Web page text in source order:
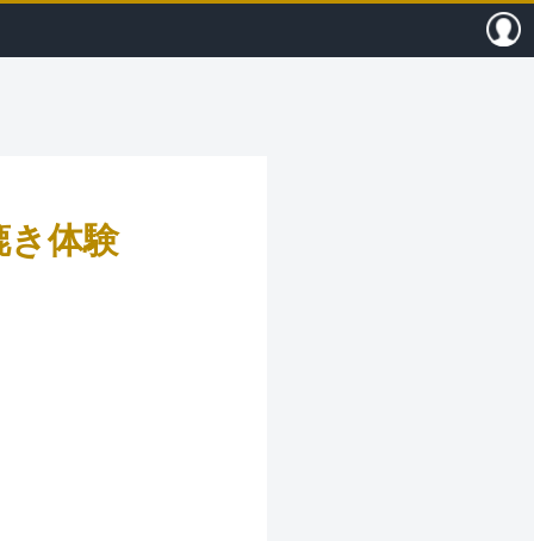
トリップ）｜歴史的建造物に泊
き体験